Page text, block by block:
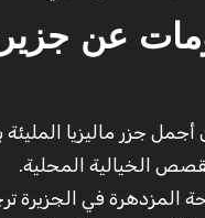
عن
جزر ماليزيا المليئة
الخيالية المحلية.
المزدهرة في الجزيرة